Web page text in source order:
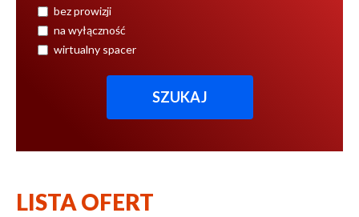
bez prowizji
na wyłączność
wirtualny spacer
LISTA OFERT